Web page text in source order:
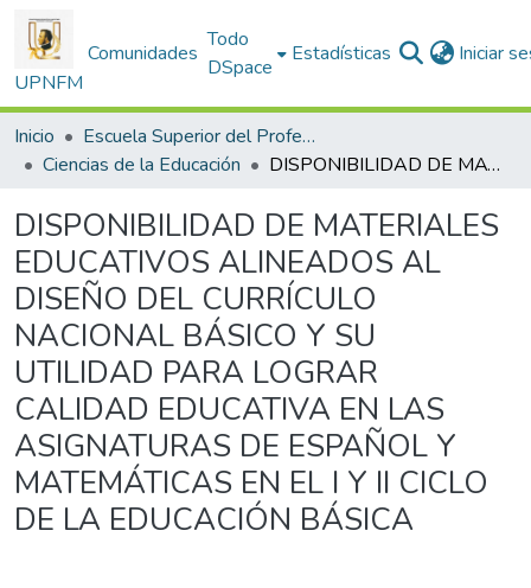
UPNFM
Comunidades
Todo
DSpace
Estadísticas Iniciar
Inicio
Escuela Superior del Profesorado
Ciencias de la Educación
DISPONIBILIDAD DE MATERIALES EDUCATIVOS ALINEADOS AL DISEÑO DEL CURRÍCULO NACIONAL BÁSICO Y SU UTILIDAD PARA LOGRAR CALIDAD EDUCATIVA EN LAS ASIGNATURAS DE ESPAÑOL Y MATEMÁTICAS EN EL I Y II CICLO DE LA EDUCACIÓN BÁSICA
DISPONIBILIDAD DE MATERIALES
EDUCATIVOS ALINEADOS AL
DISEÑO DEL CURRÍCULO
NACIONAL BÁSICO Y SU
UTILIDAD PARA LOGRAR
CALIDAD EDUCATIVA EN LAS
ASIGNATURAS DE ESPAÑOL Y
MATEMÁTICAS EN EL I Y II CICLO
DE LA EDUCACIÓN BÁSICA